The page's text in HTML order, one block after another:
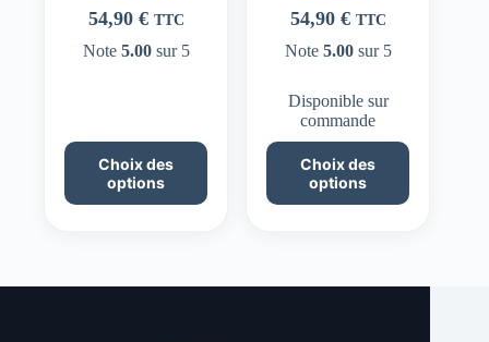
54,90 € TTC
Note 5.00sur 5
Choix des
options
Ce
produit
plusieurs
peuvent
54,90 € TTC
Note 5.00sur 5
Disponible sur
commande
Choix des
options
Ce
produit
plusieurs
peuvent